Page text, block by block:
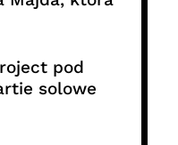
pod
solowe